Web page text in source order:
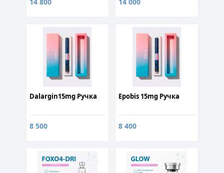
14 800 14 000
Dalargin15mg Ручка
8 500
Epobis 15mg Ручка
8 400